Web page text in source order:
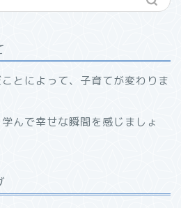
とによって、子育てが変わりま
んで幸せな瞬間を感じましょ